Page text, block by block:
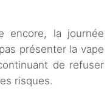
encore, la journée
présenter la vape
de refuser
risques.